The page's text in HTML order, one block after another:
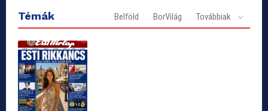
Témák Belföld BorVilág Továbbiak